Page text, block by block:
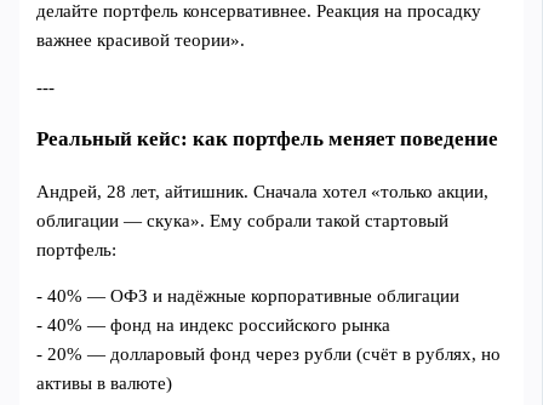
делайте портфель консервативнее. Реакция на просадку
важнее красивой теории».
---
Реальный кейс: как портфель меняет поведение
Андрей, 28 лет, айтишник. Сначала хотел «только акции,
облигации — скука». Ему собрали такой стартовый
портфель:
- 40% — ОФЗ и надёжные корпоративные облигации
- 40% — фонд на индекс российского рынка
- 20% — долларовый фонд через рубли (счёт в рублях, но
активы в валюте)